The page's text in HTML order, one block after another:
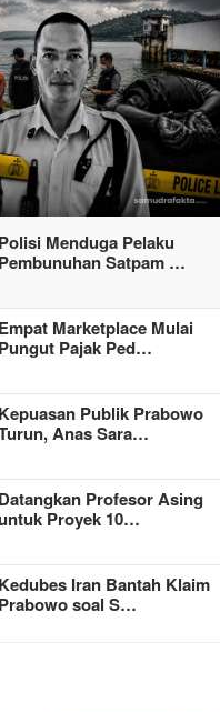
Polisi Menduga Pelaku
Pembunuhan Satpam …
Empat Marketplace Mulai
Pungut Pajak Ped…
Kepuasan Publik Prabowo
Anas Sara…
Datangkan Profesor Asing
Proyek 10…
Kedubes Iran Bantah Klaim
Prabowo soal S…